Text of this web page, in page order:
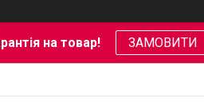
на товар! ЗАМОВИТИ